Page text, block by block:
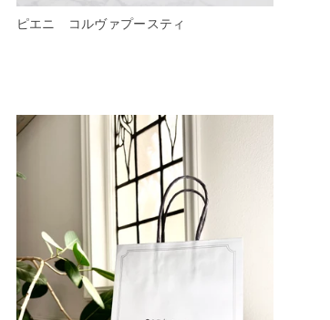
ピエニ コルヴァプースティ